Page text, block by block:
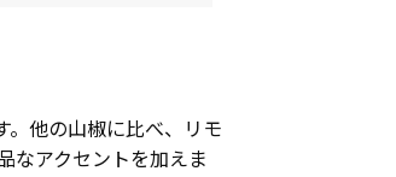
。他の山椒に比べ、リモ
なアクセントを加えま